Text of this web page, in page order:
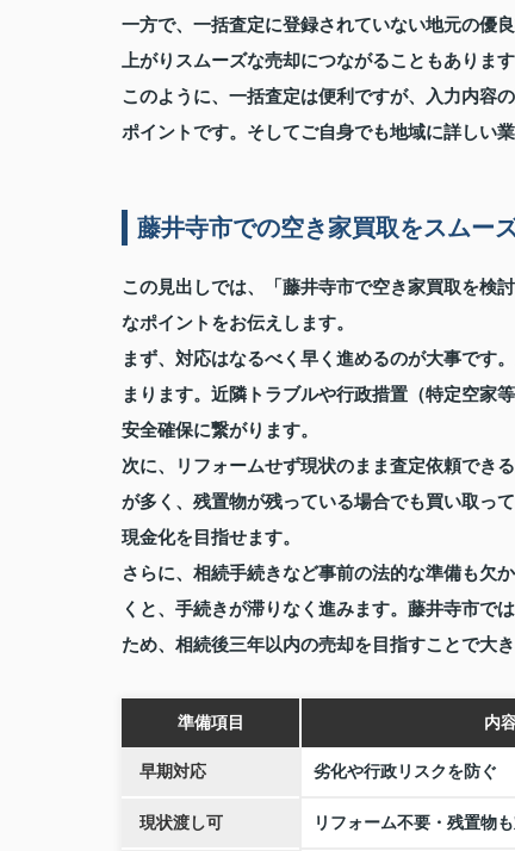
一方で、一括査定に登録されていない地元の優
上がりスムーズな売却につながることもあります
このように、一括査定は便利ですが、入力内容
ポイントです。そしてご自身でも地域に詳しい
藤井寺市での空き家買取をスムー
この見出しでは、「藤井寺市で空き家買取を検
なポイントをお伝えします。
まず、対応はなるべく早く進めるのが大事です
まります。近隣トラブルや行政措置（特定空家
安全確保に繋がります。
次に、リフォームせず現状のまま査定依頼でき
が多く、残置物が残っている場合でも買い取っ
現金化を目指せます。
さらに、相続手続きなど事前の法的な準備も欠
くと、手続きが滞りなく進みます。藤井寺市で
ため、相続後三年以内の売却を目指すことで大
準備項目 内
早期対応 劣化や行政リスクを防ぐ
現状渡し可 リフォーム不要・残置物